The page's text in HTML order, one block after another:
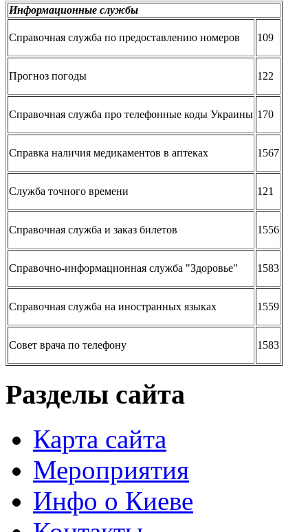
Информационные службы
Справочная служба по предоставлению номеров 109
Прогноз погоды 122
Справочная служба про телефонные коды Украины 170
Справка наличия медикаментов в аптеках 1567
Служба точного времени 121
Справочная служба и заказ билетов 1556
Справочно-информационная служба "Здоровье" 1583
Справочная служба на иностранных языках 1559
Совет врача по телефону 1583
Разделы сайта
Карта сайта
Мероприятия
Инфо о Киеве